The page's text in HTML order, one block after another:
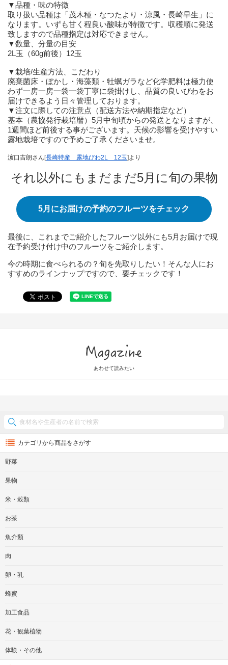
▼品種・味の特徴
取り扱い品種は「茂木種・なつたより・涼風・長崎早生」に
なります。いずも甘く程良い酸味が特徴です。収穫順に発送
致しますので品種指定は対応できません。
▼数量、分量の目安
2L玉（60g前後）12玉
▼栽培/生産方法、こだわり
廃棄菌床・ぼかし・海藻類・牡蠣ガラなど化学肥料は極力使
わず一房一房一袋一袋丁寧に袋掛けし、品質の良いびわをお
届けできるよう日々管理しております。
▼注文に際しての注意点（配送方法や納期指定など）
基本（農協発行栽培暦）5月中旬頃からの発送となりますが、
1週間ほど前後する事がございます。天候の影響を受けやすい
露地栽培ですので予めご了承くださいませ。
濵口吉朗さん[長崎特産 露地びわ2L 12玉]より
それ以外にもまだまだ5月に旬の果物
5月にお届けの予約のフルーツをチェック
最後に、これまでご紹介したフルーツ以外にも5月お届けで現
在予約受け付け中のフルーツをご紹介します。
今の時期に食べられるの？旬を先取りしたい！そんな人にお
すすめのラインナップですので、要チェックです！
あわせて読みたい
カテゴリから商品をさがす
野菜
果物
米・穀類
お茶
魚介類
肉
卵・乳
蜂蜜
加工食品
花・観葉植物
体験・その他